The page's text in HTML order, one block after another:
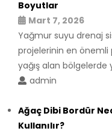
Boyutlar
Mart 7, 2026
Yağmur suyu drenaj
projelerinin en önemli
yağış alan bölgelerde
admin
Ağaç Dibi Bordür
Kullanılır?